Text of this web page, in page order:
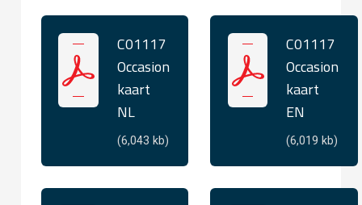
C01117
Occasion
kaart
NL
(6,043 kb)
C01117
Occasion
kaart
EN
(6,019 kb)